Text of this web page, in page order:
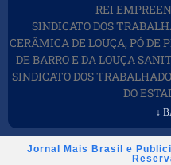
REI
SINDICATO DOS
CERÂMICA DE LOUÇA, PÓ DE
DE BARRO E DA LOUÇA
SINDICATO DOS
DO
↓
Jornal Mais Brasil e